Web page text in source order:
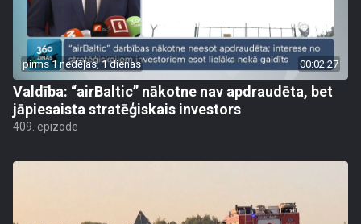
pirms 1 nedēļas, 1 dienas 00:02:27
Valdība: “airBaltic” nākotne nav apdraudēta, bet
jāpiesaista stratēģiskais investors
409. epizode